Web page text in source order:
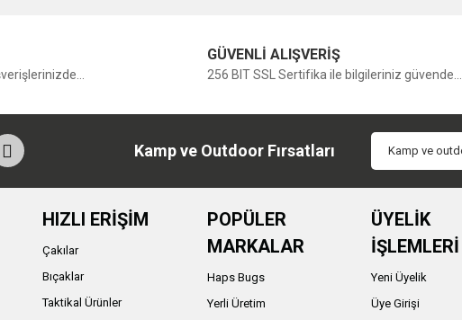
GÜVENLİ ALIŞVERİŞ
256 BIT SSL Sertifika ile bilgileriniz güvende...
Kamp ve Outdoor Fırsatları
HIZLI ERİŞİM
Çakılar
Bıçaklar
Taktikal Ürünler
POPÜLER
MARKALAR
Haps Bugs
Yerli Üretim
ÜYELİK
İŞLEMLERİ
Yeni Üyelik
Üye Girişi